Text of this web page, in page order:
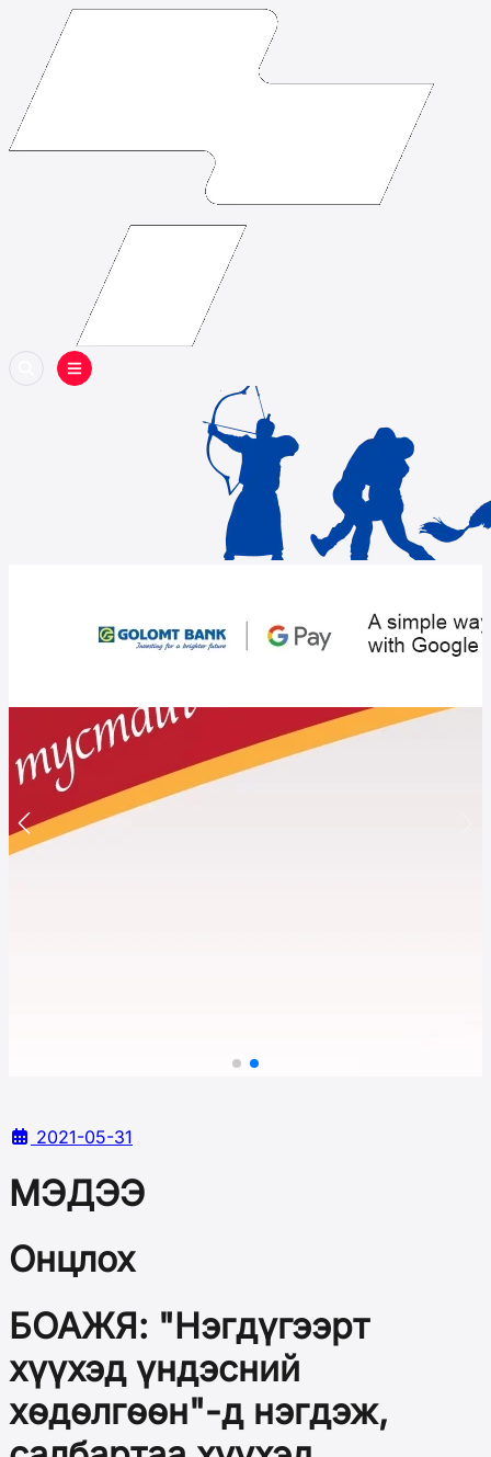
2021-05-31
МЭДЭЭ
Онцлох
БОАЖЯ: "Нэгдүгээрт
хүүхэд үндэсний
хөдөлгөөн"-д нэгдэж,